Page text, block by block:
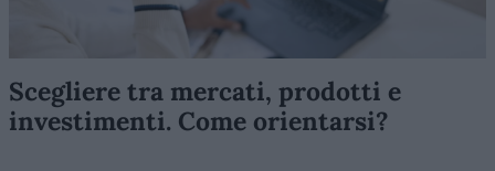
Scegliere tra mercati, prodotti e
investimenti. Come orientarsi?